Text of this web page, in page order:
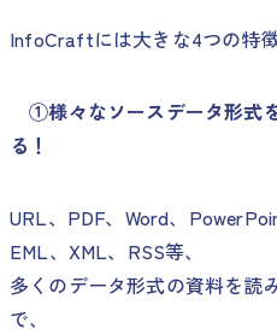
InfoCraftには大きな4つの特
①様々なソースデータ形式
る！
URL、PDF、Word、
EML、XML、RSS等、
多くのデータ形式の資料を読
で、